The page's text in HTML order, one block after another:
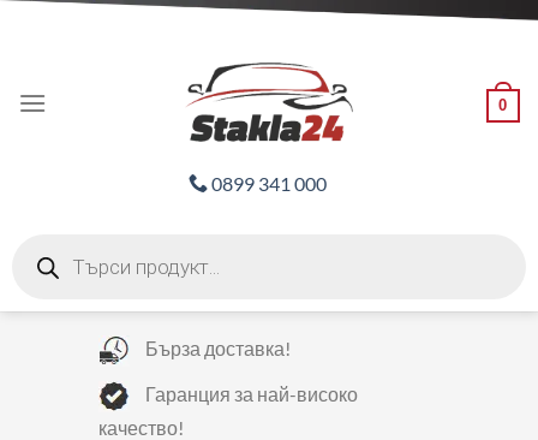
0
0899 341 000
search
Бърза доставка!
Гаранция за най-високо
качество!